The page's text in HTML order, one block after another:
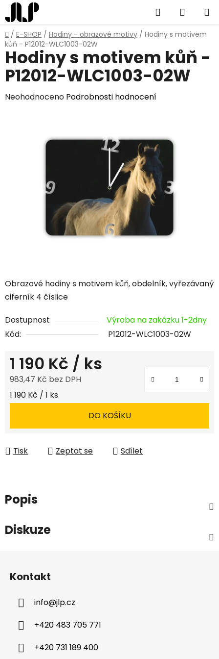
Přejít
na
obsah
Hledat
KOŠÍK
Domů
/ E-SHOP / Hodiny - obrazové motivy / Hodiny s motivem
kůň - P12012-WLC1003-02W
Obrazové hodiny s motivem kůň, obdelník, vyřezávaný
ciferník 4 číslice
Dostupnost
Výroba na zakázku 1-2dny
Kód:
P12012-WLC1003-02W
1 190 Kč / ks
983,47 Kč bez DPH
Měrná cena:
1 190 Kč / 1 ks
DO KOŠÍKU
Tisk Zeptat se Sdílet
Hodiny s motivem kůň -
P12012-WLC1003-02W
Průměrné
Neohodnoceno Podrobnosti hodnocení
Popis
Diskuze
Kontakt
info@jlp.cz
+420 483 705 771
+420 731 189 400